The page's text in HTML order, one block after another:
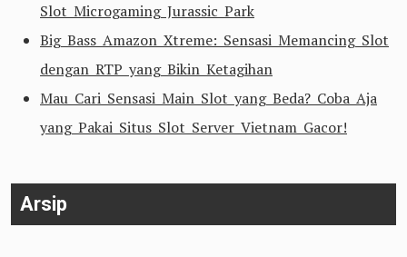
Slot Microgaming Jurassic Park
Big Bass Amazon Xtreme: Sensasi Memancing Slot
dengan RTP yang Bikin Ketagihan
Mau Cari Sensasi Main Slot yang Beda? Coba Aja
yang Pakai Situs Slot Server Vietnam Gacor!
Arsip